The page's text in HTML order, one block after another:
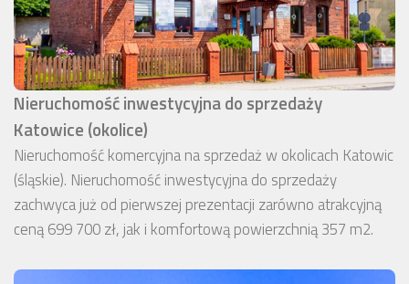
Nieruchomość inwestycyjna do sprzedaży
Katowice (okolice)
Nieruchomość komercyjna na sprzedaż w okolicach Katowic
(śląskie). Nieruchomość inwestycyjna do sprzedaży
zachwyca już od pierwszej prezentacji zarówno atrakcyjną
ceną 699 700 zł, jak i komfortową powierzchnią 357 m2.